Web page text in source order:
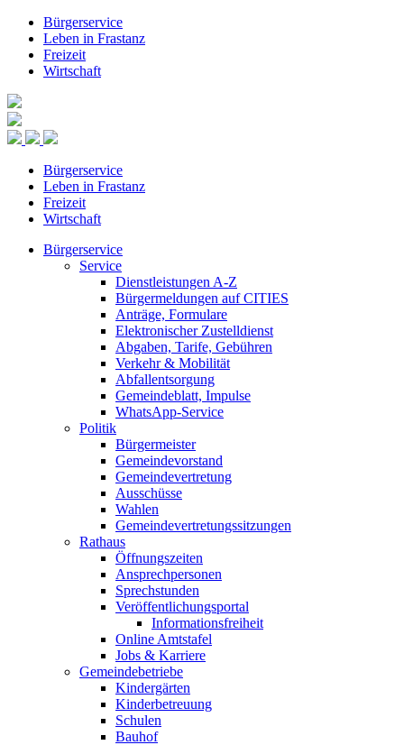
Bürgerservice
Leben in Frastanz
Freizeit
Wirtschaft
Bürgerservice
Leben in Frastanz
Freizeit
Wirtschaft
Bürgerservice
Service
Dienstleistungen A-Z
Bürgermeldungen auf CITIES
Anträge, Formulare
Elektronischer Zustelldienst
Abgaben, Tarife, Gebühren
Verkehr & Mobilität
Abfallentsorgung
Gemeindeblatt, Impulse
WhatsApp-Service
Politik
Bürgermeister
Gemeindevorstand
Gemeindevertretung
Ausschüsse
Wahlen
Gemeindevertretungssitzungen
Rathaus
Öffnungszeiten
Ansprechpersonen
Sprechstunden
Veröffentlichungsportal
Informationsfreiheit
Online Amtstafel
Jobs & Karriere
Gemeindebetriebe
Kindergärten
Kinderbetreuung
Schulen
Bauhof